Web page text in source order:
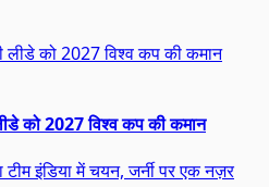
को 2027 विश्व कप की कमान